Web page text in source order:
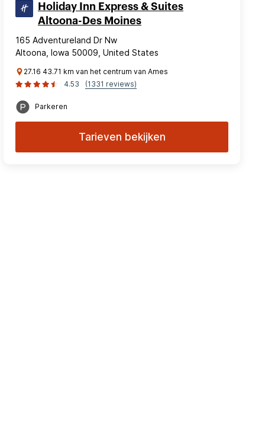
Holiday Inn Express & Suites
Altoona-Des Moines
165 Adventureland Dr Nw
Altoona, Iowa 50009, United States
27.16 43.71 km van het centrum van Ames
4.53
(1331 reviews)
Parkeren
Tarieven bekijken